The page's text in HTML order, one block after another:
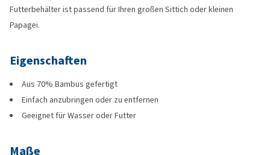
Futterbehälter ist passend für Ihren großen Sittich oder kleinen
Papagei.
Eigenschaften
Aus 70% Bambus gefertigt
Einfach anzubringen oder zu entfernen
Geeignet für Wasser oder Futter
Maße